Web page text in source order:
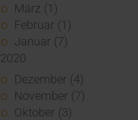
März (1)
Februar (1)
Januar (7)
2020
Dezember (4)
November (7)
Oktober (3)